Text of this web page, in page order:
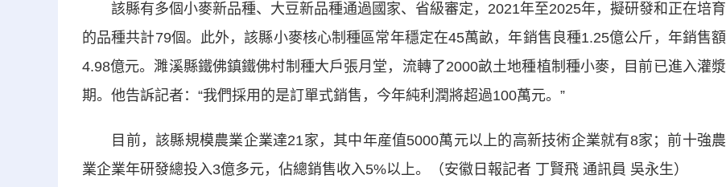
該縣有多個小麥新品種、大豆新品種通過國家、省級審定，2021年至2025年，擬研發和正在培育
的品種共計79個。此外，該縣小麥核心制種區常年穩定在45萬畝，年銷售良種1.25億公斤，年銷售額
4.98億元。濉溪縣鐵佛鎮鐵佛村制種大戶張月堂，流轉了2000畝土地種植制種小麥，目前已進入灌漿
期。他告訴記者：“我們採用的是訂單式銷售，今年純利潤將超過100萬元。”
目前，該縣規模農業企業達21家，其中年産值5000萬元以上的高新技術企業就有8家；前十強農
業企業年研發總投入3億多元，佔總銷售收入5%以上。（安徽日報記者 丁賢飛 通訊員 吳永生）